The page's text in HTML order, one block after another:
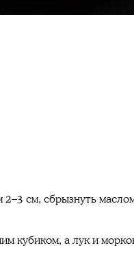
см, сбрызнуть
кубиком, а лук и